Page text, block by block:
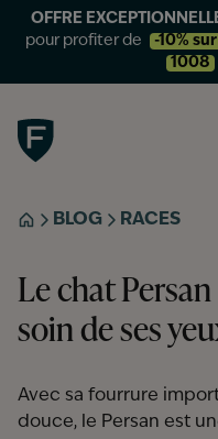
OFFRE
pour profiter de
-10%
1008
Figo
ACCUEIL
BLOG RACES
Le chat
soin de ses
Avec sa fourrure
douce, le Persan est